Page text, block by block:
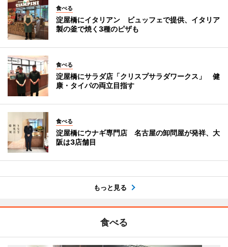
食べる
淀屋橋にイタリアン ビュッフェで提供、イタリア
製の釜で焼く3種のピザも
食べる
淀屋橋にサラダ店「クリスプサラダワークス」 健
康・タイパの両立目指す
食べる
淀屋橋にウナギ専門店 名古屋の卸問屋が発祥、大
阪は3店舗目
もっと見る
食べる